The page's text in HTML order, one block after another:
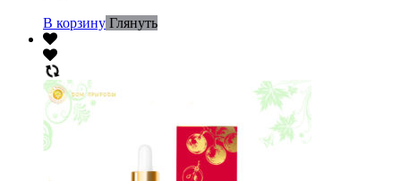
В корзину Глянуть